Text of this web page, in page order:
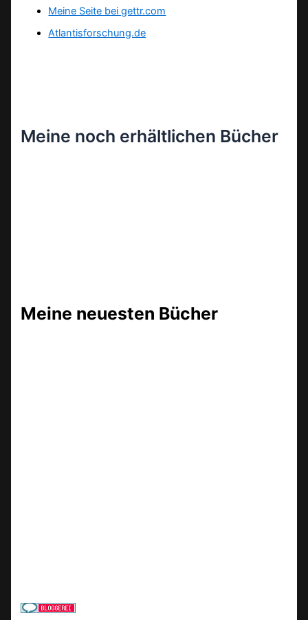
Meine Seite bei gettr.com
Atlantisforschung.de
Meine noch erhältlichen Bücher
Meine neuesten Bücher